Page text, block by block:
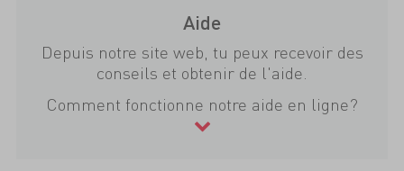
Aide
Depuis notre site web, tu peux recevoir des
conseils et obtenir de l'aide.
Comment fonctionne notre aide en ligne?